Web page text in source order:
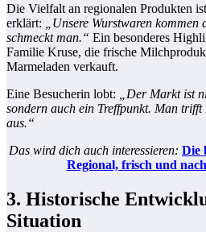
Die Vielfalt an regionalen Produkten
erklärt:
„Unsere Wurstwaren
schmeckt man.“ Ein besonderes
Familie Kruse, die frische
Marmeladen verkauft.
Eine Besucherin lobt:
„Der Markt ist
sondern auch ein Treffpunkt. Man trifft
aus.“
Das wird dich auch interessieren: Die
Regional, frisch und
3. Historische
Situation